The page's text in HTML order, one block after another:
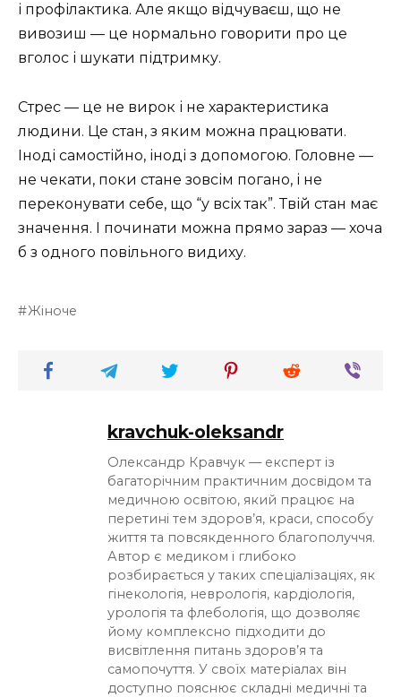
і профілактика. Але якщо відчуваєш, що не
вивозиш — це нормально говорити про це
вголос і шукати підтримку.
Стрес — це не вирок і не характеристика
людини. Це стан, з яким можна працювати.
Іноді самостійно, іноді з допомогою. Головне —
не чекати, поки стане зовсім погано, і не
переконувати себе, що “у всіх так”. Твій стан має
значення. І починати можна прямо зараз — хоча
б з одного повільного видиху.
Жіноче
kravchuk-oleksandr
Олександр Кравчук — експерт із
багаторічним практичним досвідом та
медичною освітою, який працює на
перетині тем здоров’я, краси, способу
життя та повсякденного благополуччя.
Автор є медиком і глибоко
розбирається у таких спеціалізаціях, як
гінекологія, неврологія, кардіологія,
урологія та флебологія, що дозволяє
йому комплексно підходити до
висвітлення питань здоров’я та
самопочуття. У своїх матеріалах він
доступно пояснює складні медичні та